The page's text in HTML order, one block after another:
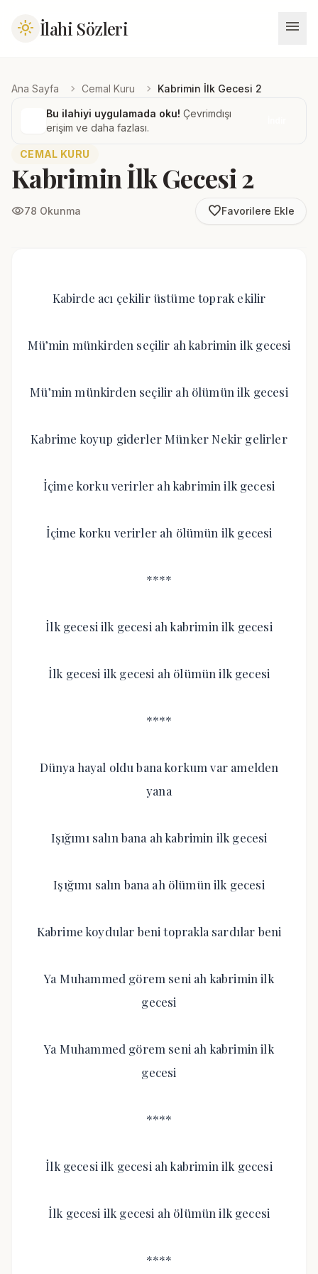
light_mode İlahi Sözleri menu
Ana Sayfa chevron_right Cemal Kuru chevron_right Kabrimin İlk Gecesi 2
Bu ilahiyi uygulamada oku! Çevrimdışı
erişim ve daha fazlası.
CEMAL KURU
Kabrimin İlk Gecesi 2
visibility78 Okunma favorite_borderFavorilere Ekle
Kabirde acı çekilir üstüme toprak ekilir
Mü’min münkirden seçilir ah kabrimin ilk gecesi
Mü’min münkirden seçilir ah ölümün ilk gecesi
Kabrime koyup giderler Münker Nekir gelirler
İçime korku verirler ah kabrimin ilk gecesi
İçime korku verirler ah ölümün ilk gecesi
****
İlk gecesi ilk gecesi ah kabrimin ilk gecesi
İlk gecesi ilk gecesi ah ölümün ilk gecesi
****
Dünya hayal oldu bana korkum var amelden
yana
Işığımı salın bana ah kabrimin ilk gecesi
Işığımı salın bana ah ölümün ilk gecesi
Kabrime koydular beni toprakla sardılar beni
Ya Muhammed görem seni ah kabrimin ilk
gecesi
Ya Muhammed görem seni ah kabrimin ilk
gecesi
****
İlk gecesi ilk gecesi ah kabrimin ilk gecesi
İlk gecesi ilk gecesi ah ölümün ilk gecesi
****